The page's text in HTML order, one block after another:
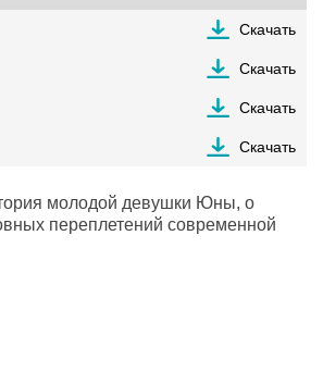
Скачать
Скачать
Скачать
Скачать
молодой девушки Юны, о
переплетений современной